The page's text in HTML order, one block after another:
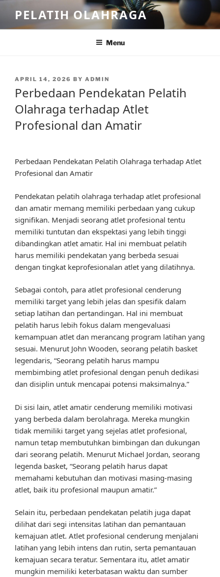
content
PELATIH OLAHRAGA
Menu
POSTED
APRIL 14, 2026 BY ADMIN
Perbedaan Pendekatan Pelatih
Olahraga terhadap Atlet
Profesional dan Amatir
Perbedaan Pendekatan Pelatih Olahraga terhadap Atlet
Profesional dan Amatir
Pendekatan pelatih olahraga terhadap atlet profesional
dan amatir memang memiliki perbedaan yang cukup
signifikan. Menjadi seorang atlet profesional tentu
memiliki tuntutan dan ekspektasi yang lebih tinggi
dibandingkan atlet amatir. Hal ini membuat pelatih
harus memiliki pendekatan yang berbeda sesuai
dengan tingkat keprofesionalan atlet yang dilatihnya.
Sebagai contoh, para atlet profesional cenderung
memiliki target yang lebih jelas dan spesifik dalam
setiap latihan dan pertandingan. Hal ini membuat
pelatih harus lebih fokus dalam mengevaluasi
kemampuan atlet dan merancang program latihan yang
sesuai. Menurut John Wooden, seorang pelatih basket
legendaris, “Seorang pelatih harus mampu
membimbing atlet profesional dengan penuh dedikasi
dan disiplin untuk mencapai potensi maksimalnya.”
Di sisi lain, atlet amatir cenderung memiliki motivasi
yang berbeda dalam berolahraga. Mereka mungkin
tidak memiliki target yang sejelas atlet profesional,
namun tetap membutuhkan bimbingan dan dukungan
dari seorang pelatih. Menurut Michael Jordan, seorang
legenda basket, “Seorang pelatih harus dapat
memahami kebutuhan dan motivasi masing-masing
atlet, baik itu profesional maupun amatir.”
Selain itu, perbedaan pendekatan pelatih juga dapat
dilihat dari segi intensitas latihan dan pemantauan
kemajuan atlet. Atlet profesional cenderung menjalani
latihan yang lebih intens dan rutin, serta pemantauan
kemajuan secara teratur. Sementara itu, atlet amatir
mungkin memiliki keterbatasan waktu dan sumber